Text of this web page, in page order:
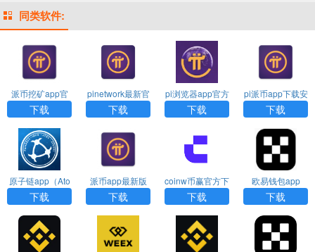
同类软件:
派币挖矿app官
方下载
下载
pinetwork最新官
方版本app免费
下载
下载
pi浏览器app官方
下载
下载
pi派币app下载安
装
下载
原子链app（Ato
shi Global）
下载
派币app最新版
本下载
下载
coinw币赢官方下
载APP
下载
欧易钱包app
下载